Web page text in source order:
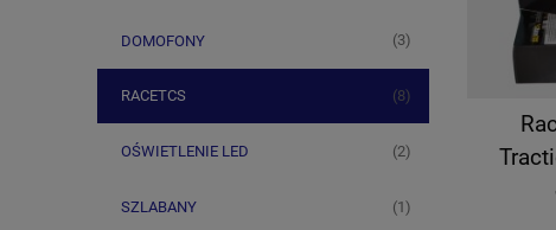
DOMOFONY (3)
RACETCS (8)
OŚWIETLENIE LED (2)
SZLABANY (1)